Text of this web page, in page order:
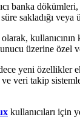
banka
sakladığı
üzerine özel
yeni
veri takip
kullanıcıları için